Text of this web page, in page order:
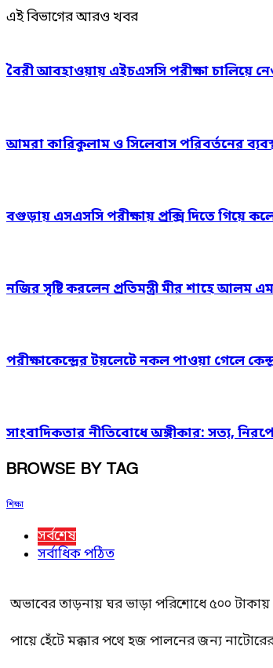
এই বিভাগের আরও খবর
বৈরী আবহাওয়ায় এইচএসসি পরীক্ষা চালিয়ে
আমরা কারিকুলাম ও সিলেবাস পরিবর্তনের
বগুড়ায় এসএসসি পরীক্ষায় প্রক্সি দিতে গিয়ে
নজির সৃষ্টি করলেন প্রতিমন্ত্রী মীর শাহে
পরীক্ষাকেন্দ্রের টয়লেটে নকল পাওয়া গেলে কেন্দ্র
সাংবাদিকতার নীতিবোধে অঙ্গীকার: সত্য,
BROWSE BY TAG
শিক্ষা
সর্বশেষ
সর্বাধিক পঠিত
অভাবের তাড়নায় ঘর ভাড়া পরিশোধে ৫০০ টাকায়
পায়ে হেঁটে মক্কার পথে হজ পালনের জন্য